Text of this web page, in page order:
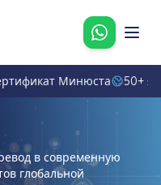
Минюста 50+
в современную
глобальной